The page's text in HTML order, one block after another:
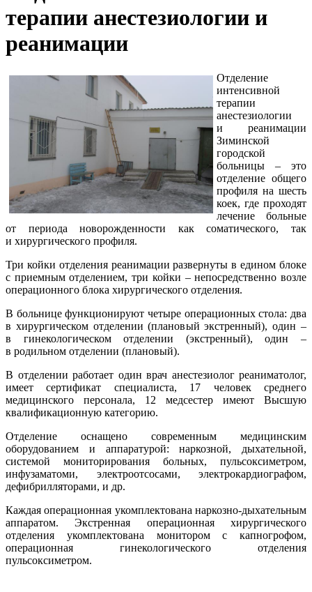
терапии анестезиологии и
реанимации
Отделение
интенсивной
терапии
анестезиологии
и реанимации
Зиминской
городской
больницы – это
отделение общего
профиля на шесть
коек, где проходят
лечение больные
от периода новорожденности как соматического, так
и хирургического профиля.
Три койки отделения реанимации развернуты в едином блоке
с приемным отделением, три койки – непосредственно возле
операционного блока хирургического отделения.
В больнице функционируют четыре операционных стола: два
в хирургическом отделении (плановый экстренный), один –
в гинекологическом отделении (экстренный), один –
в родильном отделении (плановый).
В отделении работает один врач анестезиолог реаниматолог,
имеет сертификат специалиста, 17 человек среднего
медицинского персонала, 12 медсестер имеют Высшую
квалификационную категорию.
Отделение оснащено современным медицинским
оборудованием и аппаратурой: наркозной, дыхательной,
системой мониторирования больных, пульсоксиметром,
инфузаматоми, электроотсосами, электрокардиографом,
дефибрилляторами, и др.
Каждая операционная укомплектована наркозно-дыхательным
аппаратом. Экстренная операционная хирургического
отделения укомплектована монитором с капногрофом,
операционная гинекологического отделения
пульсоксиметром.